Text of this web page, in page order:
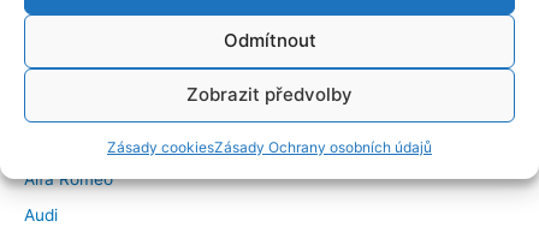
Odmítnout
Zobrazit předvolby
Zásady cookiesZásady Ochrany osobních údajů
← →
Značky vozidel
Alfa Romeo
Audi